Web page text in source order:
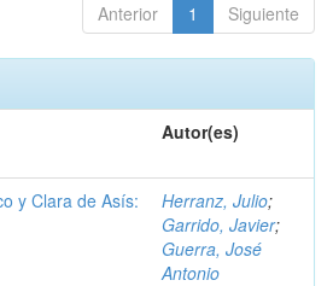
Anterior 1 Siguiente
Autor(es)
y Clara de Asís:
Herranz, Julio;
Garrido, Javier;
Guerra, José
Antonio